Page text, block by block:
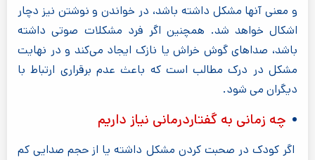
و معنی آنها مشکل داشته باشد، در خواندن و نوشتن نیز دچار
اشکال خواهد شد. همچنین اگر فرد مشکلات صوتی داشته
باشد، صداهای گوش خراش یا نازک ایجاد می‌کند و در نهایت
مشکل در درک مطالب است که باعث عدم برقراری ارتباط با
دیگران می شود.
چه زمانی به گفتاردرمانی نیاز داریم
اگر کودک در صحبت کردن مشکل داشته یا از حجم صدایی کم